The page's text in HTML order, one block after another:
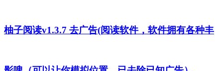
柚子阅读v1.3.7 去广告(阅读软件，软件拥有各种丰